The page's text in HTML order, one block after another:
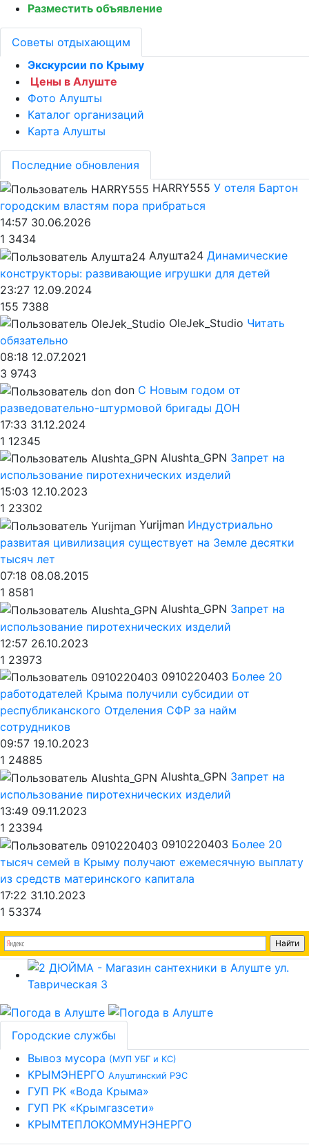
Разместить объявление
Советы отдыхающим
Экскурсии по Крыму
Цены в Алуште
Фото Алушты
Каталог организаций
Карта Алушты
Последние обновления
HARRY555 У отеля Бартон
городским властям пора прибраться
14:57 30.06.2026
1 3434
Алушта24 Динамические
конструкторы: развивающие игрушки для детей
23:27 12.09.2024
155 7388
OleJek_Studio Читать
обязательно
08:18 12.07.2021
3 9743
don С Новым годом от
разведовательно-штурмовой бригады ДОН
17:33 31.12.2024
1 12345
Alushta_GPN Запрет на
использование пиротехнических изделий
15:03 12.10.2023
1 23302
Yurijman Индустриально
развитая цивилизация существует на Земле десятки
тысяч лет
07:18 08.08.2015
1 8581
Alushta_GPN Запрет на
использование пиротехнических изделий
12:57 26.10.2023
1 23973
0910220403 Более 20
работодателей Крыма получили субсидии от
республиканского Отделения СФР за найм
сотрудников
09:57 19.10.2023
1 24885
Alushta_GPN Запрет на
использование пиротехнических изделий
13:49 09.11.2023
1 23394
0910220403 Более 20
тысяч семей в Крыму получают ежемесячную выплату
из средств материнского капитала
17:22 31.10.2023
1 53374
Городские службы
Вывоз мусора (МУП УБГ и КС)
КРЫМЭНЕРГО Алуштинский РЭС
ГУП РК «Вода Крыма»
ГУП РК «Крымгазсети»
КРЫМТЕПЛОКОММУНЭНЕРГО